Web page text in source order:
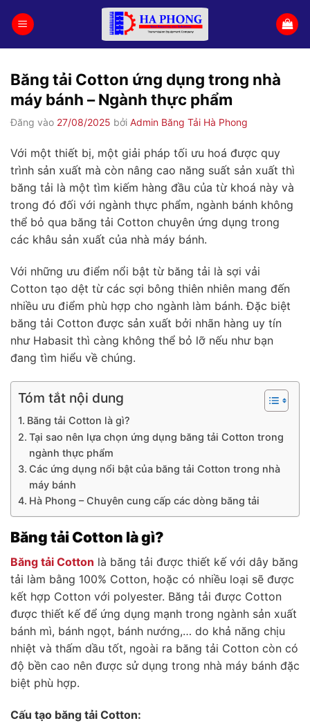
qua
Băng tải Cotton ứng dụng trong nhà
máy bánh – Ngành thực phẩm
Đăng vào 27/08/2025 bởi Admin Băng Tải Hà Phong
Với một thiết bị, một giải pháp tối ưu hoá được quy
trình sản xuất mà còn nâng cao năng suất sản xuất thì
băng tải là một tìm kiếm hàng đầu của từ khoá này và
trong đó đối với ngành thực phẩm, ngành bánh không
thể bỏ qua băng tải Cotton chuyên ứng dụng trong
các khâu sản xuất của nhà máy bánh.
Với những ưu điểm nổi bật từ băng tải là sợi vải
Cotton tạo dệt từ các sợi bông thiên nhiên mang đến
nhiều ưu điểm phù hợp cho ngành làm bánh. Đặc biệt
băng tải Cotton được sản xuất bởi nhãn hàng uy tín
như Habasit thì càng không thể bỏ lỡ nếu như bạn
đang tìm hiểu về chúng.
Tóm tắt nội dung
Băng tải Cotton là gì?
Tại sao nên lựa chọn ứng dụng băng tải Cotton trong
ngành thực phẩm
Các ứng dụng nổi bật của băng tải Cotton trong nhà
máy bánh
Hà Phong – Chuyên cung cấp các dòng băng tải
Băng tải Cotton là gì?
Băng tải Cotton là băng tải được thiết kế với dây băng
tải làm bằng 100% Cotton, hoặc có nhiều loại sẽ được
kết hợp Cotton với polyester. Băng tải được Cotton
được thiết kế để ứng dụng mạnh trong ngành sản xuất
bánh mì, bánh ngọt, bánh nướng,… do khả năng chịu
nhiệt và thấm dầu tốt, ngoài ra băng tải Cotton còn có
độ bền cao nên được sử dụng trong nhà máy bánh đặc
biệt phù hợp.
Cấu tạo băng tải Cotton: